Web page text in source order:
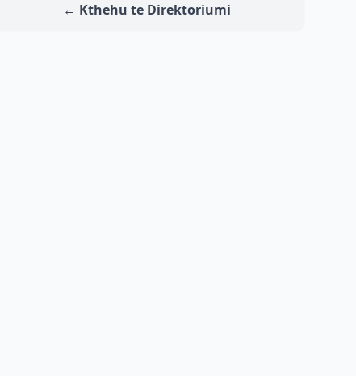
← Kthehu te Direktoriumi